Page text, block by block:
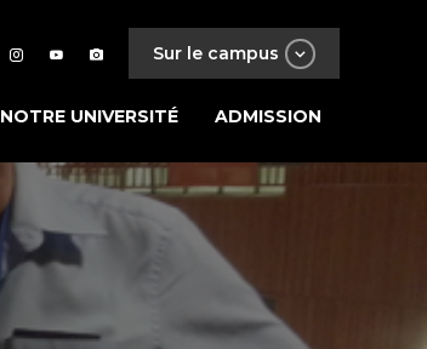
Sur le campus
NOTRE UNIVERSITÉ ADMISSION